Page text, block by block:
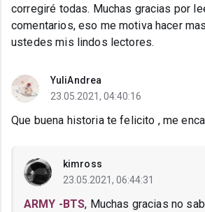
corregiré todas. Muchas gracias por
comentarios, eso me motiva hacer
ustedes mis lindos lectores.
YuliAndrea
23.05.2021, 04:40:16
Que buena historia te felicito , me
kimross
23.05.2021, 06:44:31
ARMY -BTS, Muchas gracias no